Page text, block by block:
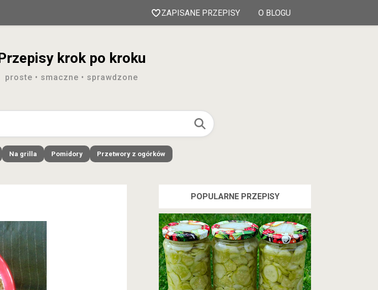
ZAPISANE PRZEPISY O BLOGU
krok po kroku
proste • smaczne • sprawdzone
Na grilla Pomidory Przetwory z ogórków
POPULARNE PRZEPISY